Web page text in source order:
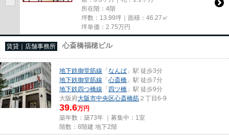
所在階：4階
坪数：13.99坪｜面積：46.27㎡
坪単価： 2.75万円
賃貸｜店舗事務所 心斎橋福穂ビル
地下鉄御堂筋線 「なんば 」駅 徒歩3分
地下鉄御堂筋線 「心斎橋 」駅 徒歩7分
地下鉄四つ橋線 「四ツ橋 」駅 徒歩9分
大阪府大阪市中央区心斎橋筋 ２丁目6-9
39.6万円
築年数：築73年 ｜募集中： 1室
階数：8階建 地下2階